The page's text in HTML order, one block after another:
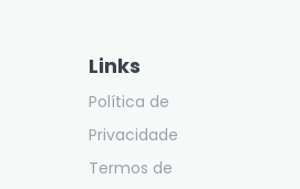
Links
Política de
Privacidade
Termos de